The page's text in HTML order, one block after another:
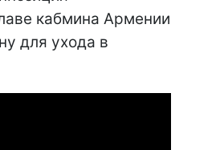
кабмина Армении
для ухода в